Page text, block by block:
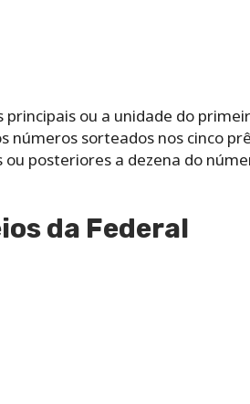
ou a unidade do
números sorteados nos cinco
posteriores a dezena do
da Federal